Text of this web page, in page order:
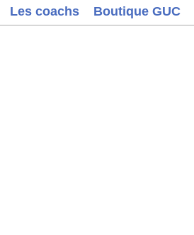
Les coachs Boutique GUC